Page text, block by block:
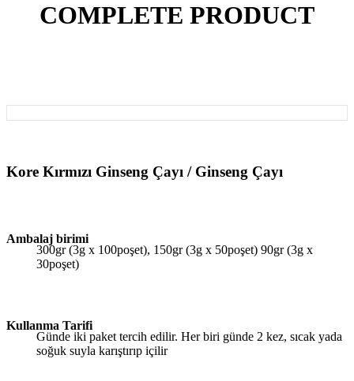
COMPLETE PRODUCT
Kore Kırmızı Ginseng Çayı / Ginseng Çayı
Ambalaj birimi
300gr (3g x 100poşet), 150gr (3g x 50poşet) 90gr (3g x
30poşet)
Kullanma Tarifi
Günde iki paket tercih edilir. Her biri günde 2 kez, sıcak yada
soğuk suyla karıştırıp içilir